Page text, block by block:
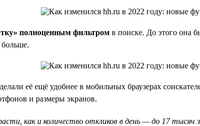
полноценным фильтром в поиске. До этого она
её ещё удобнее в мобильных браузерах
и размеры экранов.
как и количество откликов в день — до 17 тысяч